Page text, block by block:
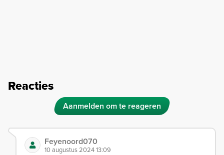
Reacties
Aanmelden om te reageren
Feyenoord070
10 augustus 2024 13:09